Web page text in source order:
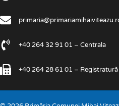
+40 264 32 91 01 – Centrala
+40 264 28 61 01 – Registratură